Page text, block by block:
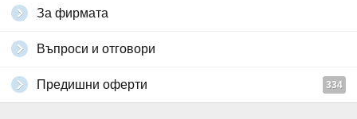
За фирмата
Въпроси и отговори
Предишни оферти 334